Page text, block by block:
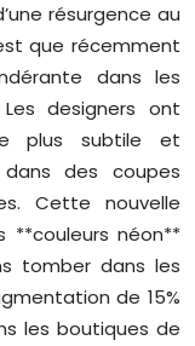
résurgence au
que récemment
dans les
designers ont
plus subtile et
des coupes
Cette nouvelle
**couleurs néon**
tomber dans les
de 15%
les boutiques de